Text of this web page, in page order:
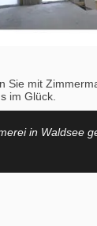
Sie mit
im Glück.
in Waldsee